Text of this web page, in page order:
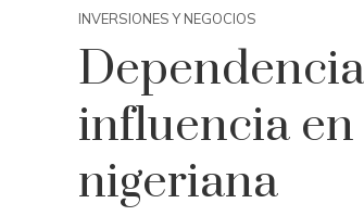
INVERSIONES Y NEGOCIOS
influencia
nigeriana